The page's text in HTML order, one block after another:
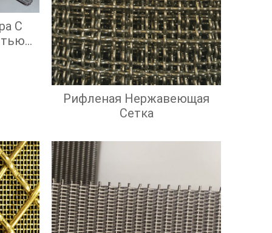
С
Рифленая Нержавеющая
Сетка